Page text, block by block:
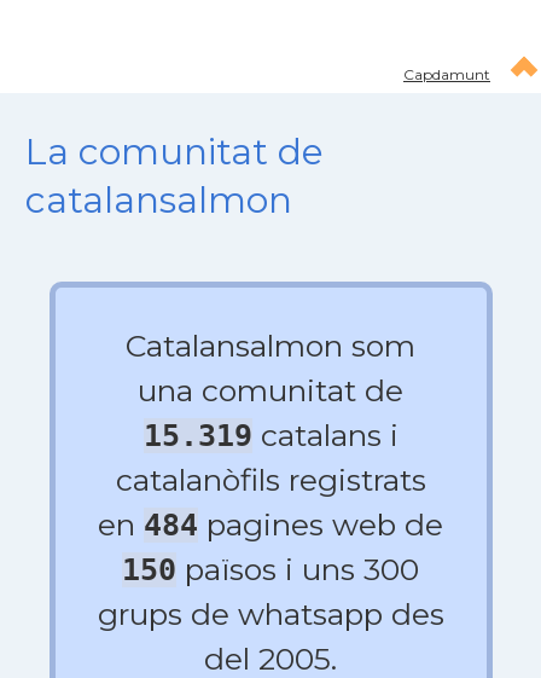
Capdamunt
La comunitat de
catalansalmon
Catalansalmon som
una comunitat de
15.319 catalans i
catalanòfils registrats
en 484 pagines web de
150 països i uns 300
grups de whatsapp des
del 2005.